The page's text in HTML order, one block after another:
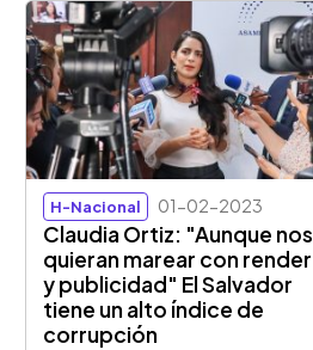
H-Nacional 01-02-2023
Claudia Ortiz: "Aunque nos
quieran marear con render
y publicidad" El Salvador
tiene un alto índice de
corrupción